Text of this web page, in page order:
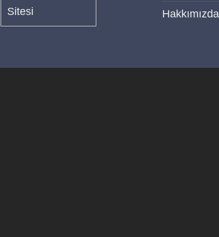
Hakkımızda